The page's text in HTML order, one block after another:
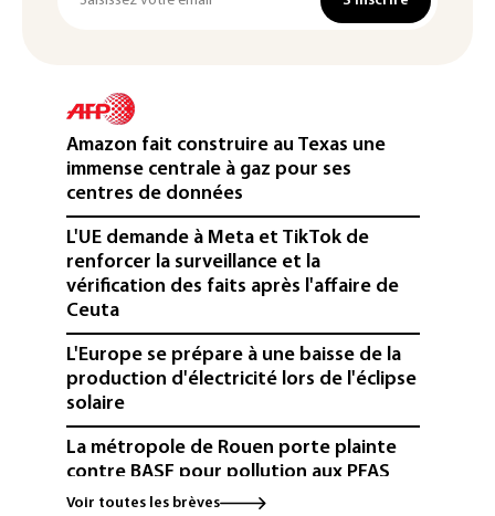
Amazon fait construire au Texas une
immense centrale à gaz pour ses
centres de données
L'UE demande à Meta et TikTok de
renforcer la surveillance et la
vérification des faits après l'affaire de
Ceuta
L'Europe se prépare à une baisse de la
production d'électricité lors de l'éclipse
solaire
La métropole de Rouen porte plainte
contre BASF pour pollution aux PFAS
Voir toutes les brèves